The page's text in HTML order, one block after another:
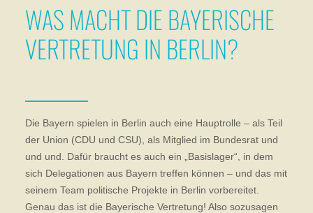
WAS MACHT DIE BAYERISCHE
VERTRETUNG IN BERLIN?
Die Bayern spielen in Berlin auch eine Hauptrolle – als Teil
der Union (CDU und CSU), als Mitglied im Bundesrat und
und und. Dafür braucht es auch ein „Basislager“, in dem
sich Delegationen aus Bayern treffen können – und das mit
seinem Team politische Projekte in Berlin vorbereitet.
Genau das ist die Bayerische Vertretung! Also sozusagen